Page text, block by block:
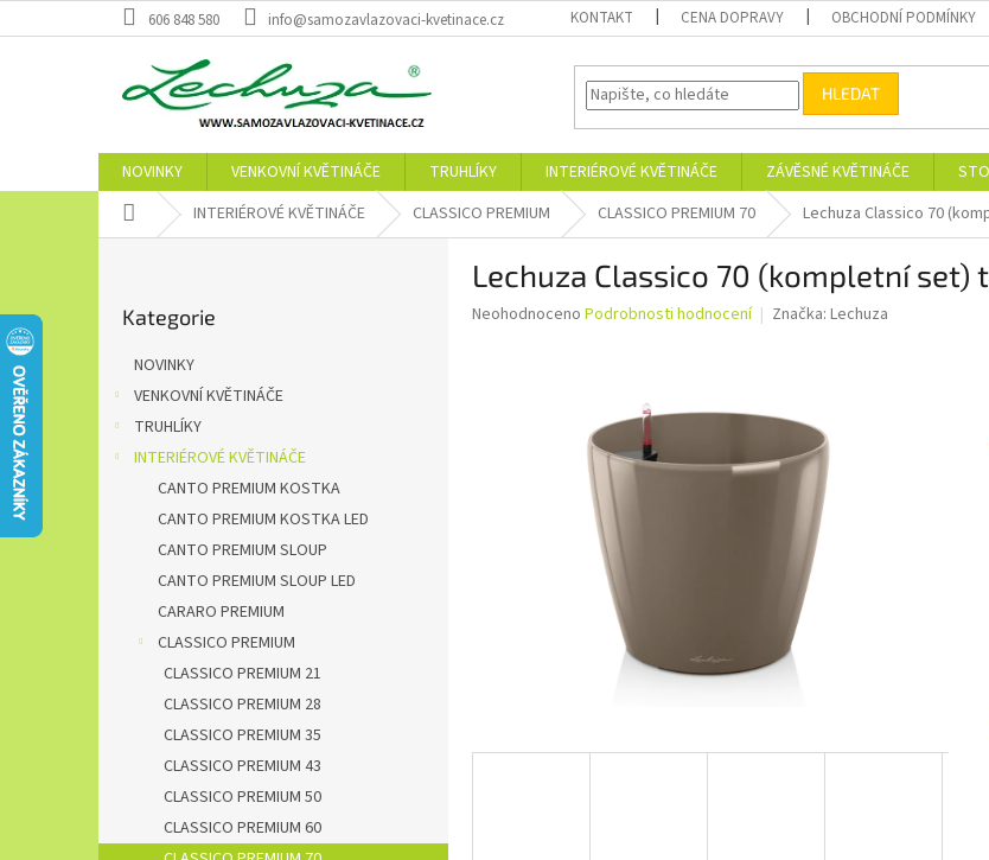
na
606 848 580 info@samozavlazovaci-kvetinace.cz KONTAKT CENA DOPRAVY OBCHODNÍ PODMÍNKY
HLEDAT
NOVINKY VENKOVNÍ KVĚTINÁČE TRUHLÍKY INTERIÉROVÉ KVĚTINÁČE ZÁVĚSNÉ KVĚTINÁČE
Domů INTERIÉROVÉ KVĚTINÁČE CLASSICO PREMIUM CLASSICO PREMIUM 70 Lechuza Classico 70
kategorie
Kategorie
NOVINKY
VENKOVNÍ KVĚTINÁČE
TRUHLÍKY
INTERIÉROVÉ KVĚTINÁČE
CANTO PREMIUM KOSTKA
CANTO PREMIUM KOSTKA LED
CANTO PREMIUM SLOUP
CANTO PREMIUM SLOUP LED
CARARO PREMIUM
CLASSICO PREMIUM
CLASSICO PREMIUM 21
CLASSICO PREMIUM 28
CLASSICO PREMIUM 35
CLASSICO PREMIUM 43
CLASSICO PREMIUM 50
CLASSICO PREMIUM 60
Lechuza Classico 70 (kompletní set)
Průměrné
Neohodnoceno Podrobnosti hodnocení Značka: Lechuza